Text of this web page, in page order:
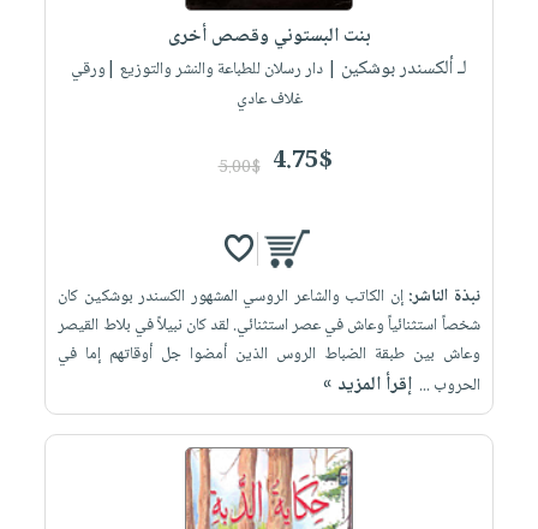
بنت البستوني وقصص أخرى
لـ ألكسندر بوشكين | دار رسلان للطباعة والنشر والتوزيع |ورقي
غلاف عادي
4.75$
5.00$
نبذة الناشر:إن الكاتب والشاعر الروسي المشهور الكسندر بوشكين كان
شخصاً استثنائياً وعاش في عصر استثنائي. لقد كان نبيلاً في بلاط القيصر
وعاش بين طبقة الضباط الروس الذين أمضوا جل أوقاتهم إما في
الحروب ... إقرأ المزيد »